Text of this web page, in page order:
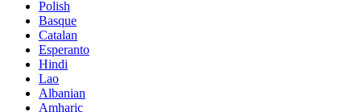
Polish
Basque
Catalan
Esperanto
Hindi
Lao
Albanian
Amharic